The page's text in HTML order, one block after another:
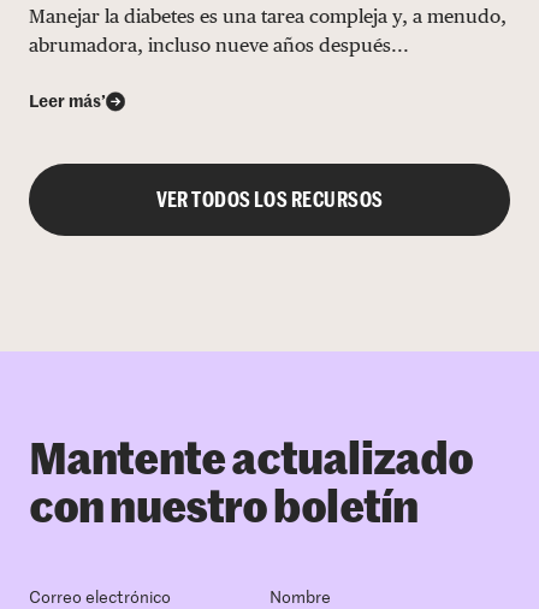
Manejar la diabetes es una tarea compleja y, a menudo,
abrumadora, incluso nueve años después...
Leer más’
VER TODOS LOS RECURSOS
Mantente actualizado
con nuestro boletín